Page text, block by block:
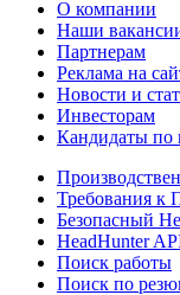
О компании
Наши
Партнерам
Реклама на
Новости и
Инвесторам
Кандидаты по
Требования к
Безопасный
HeadHunter
Поиск работы
Поиск по